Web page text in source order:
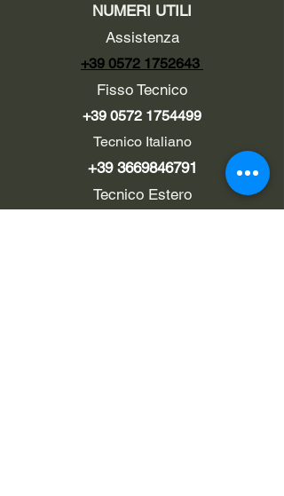
NUMERI UTILI
Assistenza
+39 0572 1752643
Fisso Tecnico
+39 0572 1754499
Tecnico Italiano
+39 3669846791
Tecnico Estero